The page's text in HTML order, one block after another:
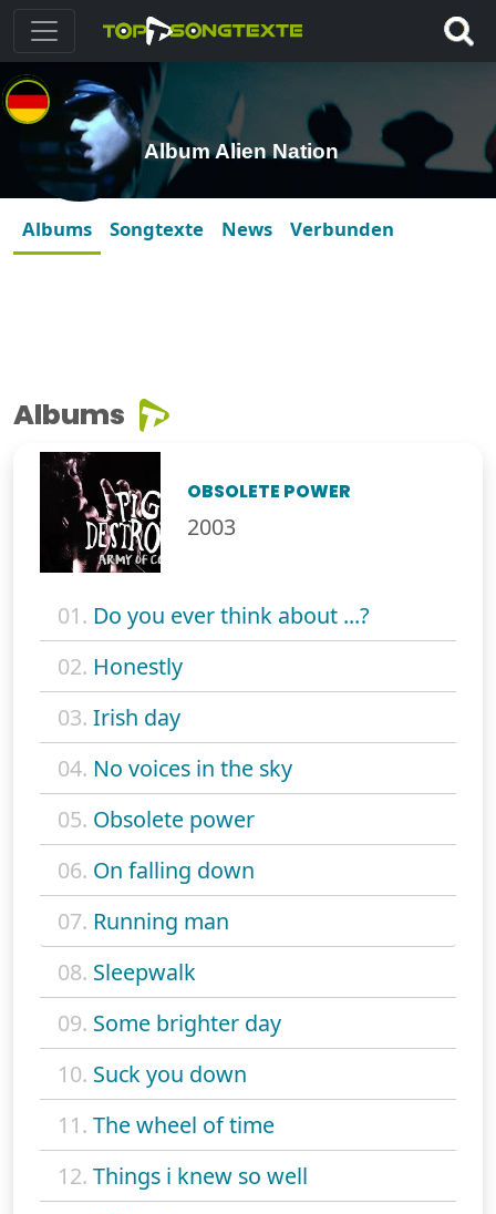
Album Alien Nation
Albums Songtexte News Verbunden
Albums
OBSOLETE POWER
2003
01. Do you ever think about ...?
02. Honestly
03. Irish day
04. No voices in the sky
05. Obsolete power
06. On falling down
07. Running man
08. Sleepwalk
09. Some brighter day
10. Suck you down
11. The wheel of time
12. Things i knew so well